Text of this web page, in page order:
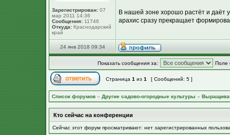
Зарегистрирован: 07
мар 2011 14:36
Сообщения: 11746
Откуда: Краснодарский
край
В нашей зоне хорошо растёт и даёт
арахис сразу прекращает
24 янв 2018 09:34
Показать сообщения за: Поле
Страница 1 из 1 [ Сообщений: 5 ]
Список форумов » Другие садово-огородные культуры »
Кто сейчас на конференции
Сейчас этот форум просматривают: нет зарегистрированных